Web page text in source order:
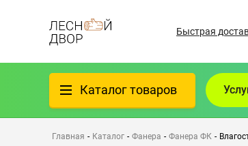
Быстрая
Каталог товаров
Фанера
Главная - Каталог - Фанера - Фанера ФК -